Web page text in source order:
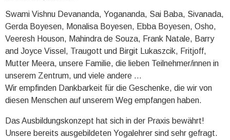
Swami Vishnu Devananda, Yogananda, Sai Baba, Sivanada,
Gerda Boyesen, Monalisa Boyesen, Ebba Boyesen, Osho,
Veeresh Houson, Mahindra de Souza, Frank Natale, Barry
and Joyce Vissel, Traugott und Birgit Lukaszcik, Fritjoff,
Mutter Meera, unsere Familie, die lieben Teilnehmer/innen in
unserem Zentrum, und viele andere ...
Wir empfinden Dankbarkeit für die Geschenke, die wir von
diesen Menschen auf unserem Weg empfangen haben.
Das Ausbildungskonzept hat sich in der Praxis bewährt!
Unsere bereits ausgebildeten Yogalehrer sind sehr gefragt.